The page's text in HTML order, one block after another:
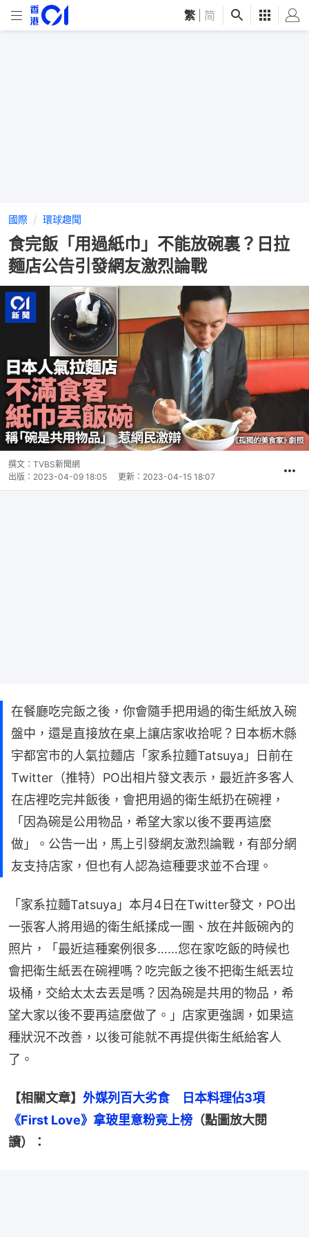
繁 简
國際 環球趣聞
食完飯「用過紙巾」不能放碗裏？日拉
麵店公告引發網友激烈論戰
撰文： TVBS新聞網
出版： 2023-04-09 18:05 更新： 2023-04-15 18:07
在餐廳吃完飯之後，你會隨手把用過的衛生紙放入碗
盤中，還是直接放在桌上讓店家收拾呢？日本栃木縣
宇都宮市的人氣拉麵店「家系拉麵Tatsuya」日前在
Twitter（推特）PO出相片發文表示，最近許多客人
在店裡吃完丼飯後，會把用過的衛生紙扔在碗裡，
「因為碗是公用物品，希望大家以後不要再這麼
做」。公告一出，馬上引發網友激烈論戰，有部分網
友支持店家，但也有人認為這種要求並不合理。
「家系拉麵Tatsuya」本月4日在Twitter發文，PO出
一張客人將用過的衛生紙揉成一團、放在丼飯碗內的
照片，「最近這種案例很多……您在家吃飯的時候也
會把衛生紙丟在碗裡嗎？吃完飯之後不把衛生紙丟垃
圾桶，交給太太去丟是嗎？因為碗是共用的物品，希
望大家以後不要再這麼做了。」店家更強調，如果這
種狀況不改善，以後可能就不再提供衛生紙給客人
了。
【相關文章】 外媒列百大劣食　日本料理佔3項
《First Love》拿玻里意粉竟上榜 （點圖放大閱
讀）：